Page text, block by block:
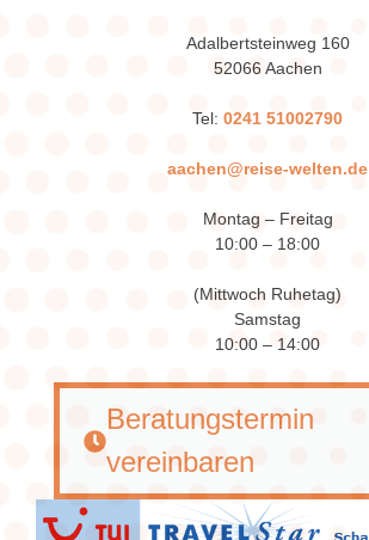
Adalbertsteinweg 160
52066 Aachen
Tel: 0241 51002790
aachen@reise-welten.de
Montag – Freitag
10:00 – 18:00
(Mittwoch Ruhetag)
Samstag
10:00 – 14:00
Beratungstermin
vereinbaren